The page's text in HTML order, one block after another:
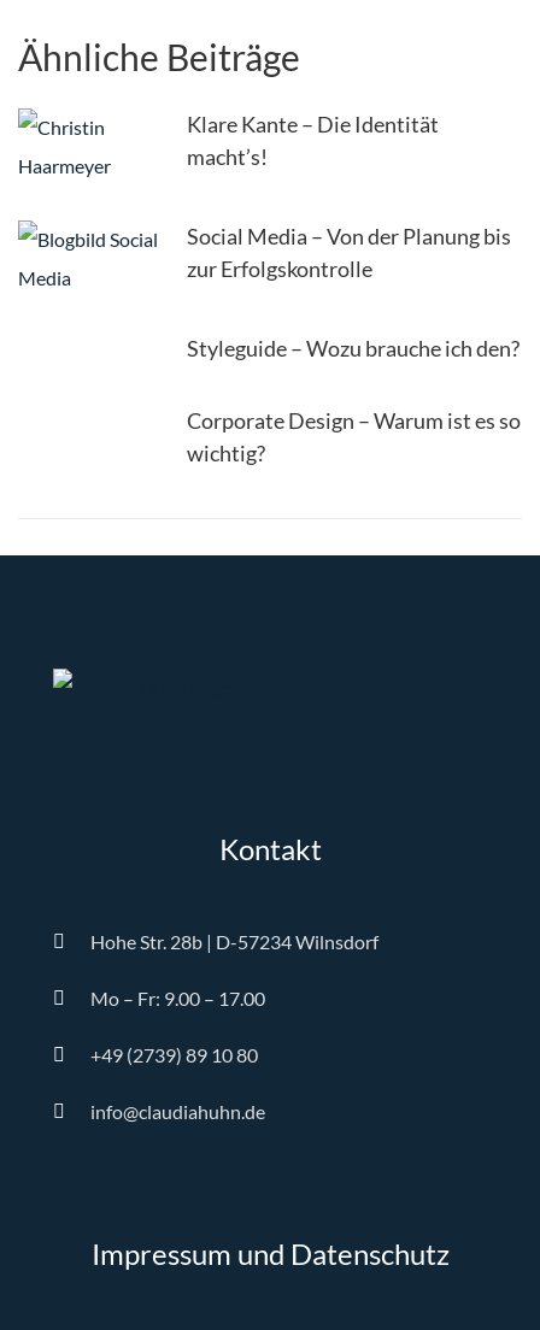
Ähnliche Beiträge
Klare Kante – Die Identität
macht’s!
Social Media – Von der Planung bis
zur Erfolgskontrolle
Styleguide – Wozu brauche ich den?
Corporate Design – Warum ist es so
wichtig?
Kontakt
Hohe Str. 28b | D-57234 Wilnsdorf
Mo – Fr: 9.00 – 17.00
+49 (2739) 89 10 80
info@claudiahuhn.de
Impressum und Datenschutz